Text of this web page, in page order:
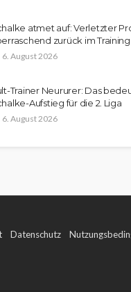
atmet auf: Verletzter
zurück im Training
6. August 2026
Trainer Neururer: Das
Aufstieg für die 2. Liga
6. August 2026
Datenschutz